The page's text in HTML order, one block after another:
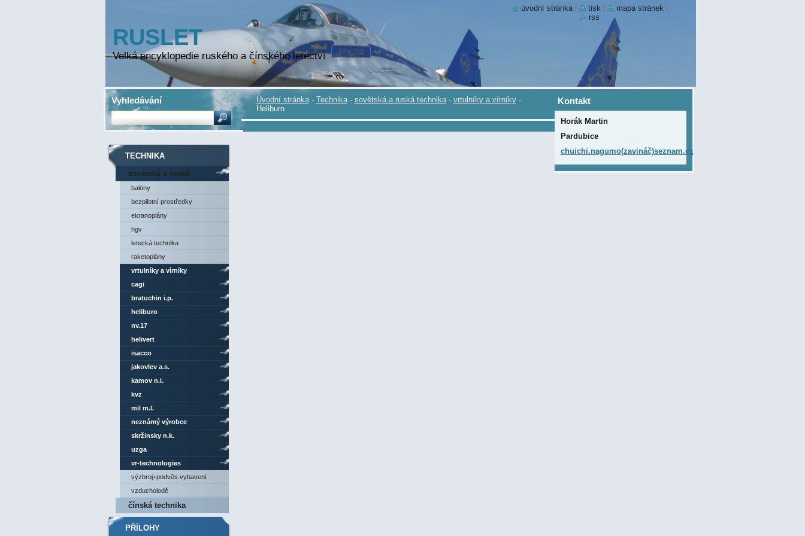
RUSLET
Velká encyklopedie ruského a čínského letectví
Úvodní stránka - Technika - sovětská a ruská technika - vrtulníky a vírníky -
Heliburo
TECHNIKA
sovětská a ruská
technika
balóny
bezpilotní prostředky
ekranoplány
hgv
letecká technika
raketoplány
vrtulníky a vírníky
cagi
bratuchin i.p.
heliburo
nv.17
helivert
isacco
jakovlev a.s.
kamov n.i.
kvz
mil m.l.
neznámý výrobce
skržinsky n.k.
uzga
vr-technologies
výzbroj+podvěs.vybavení
vzducholodě
čínská technika
PŘÍLOHY
Kontakt
Horák Martin
Pardubice
chuichi.nagumo(zavináč)seznam.cz
Vyhledávání
úvodní stránka tisk mapa stránek
rss